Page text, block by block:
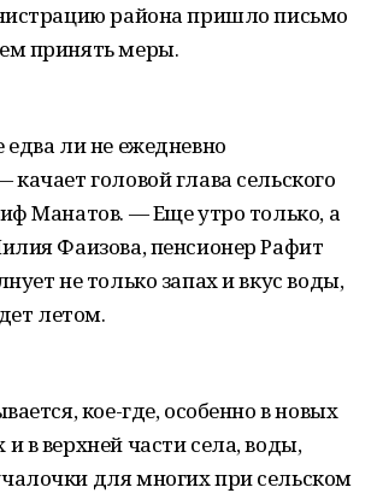
района пришло письмо
принять меры.
ли не ежедневно
головой глава сельского
Манатов. — Еще утро только, а
Фаизова, пенсионер Рафит
не только запах и вкус воды,
летом.
кое-где, особенно в новых
в верхней части села, воды,
для многих при сельском